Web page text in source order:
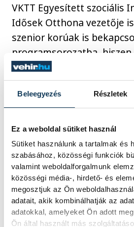
Beleegyezés Részletek
Ez a weboldal sütiket használ
Sütiket használunk a tartalmak és
szabásához, közösségi funkciók
valamint weboldalforgalmunk
közösségi média-, hirdető- és
megosztjuk az Ön
adatait, akik kombinálhatják az
adatokkal, amelyeket Ön adott
Ön által használt más
VKTT Egyesített szociális
Idősek Otthona vezetője
szenior korúak is
programsorozatba, hiszen
intézményben is többen
éve élnek házasságban,
élettapasztalatuk, megélt
örömeik bárki számára
lehetnek.
Győri Piroska kiemelte,
házasságban az olyan
hűség, szeretet, de senkit
a mindennapokban a
egyáltalán nem mindegy,